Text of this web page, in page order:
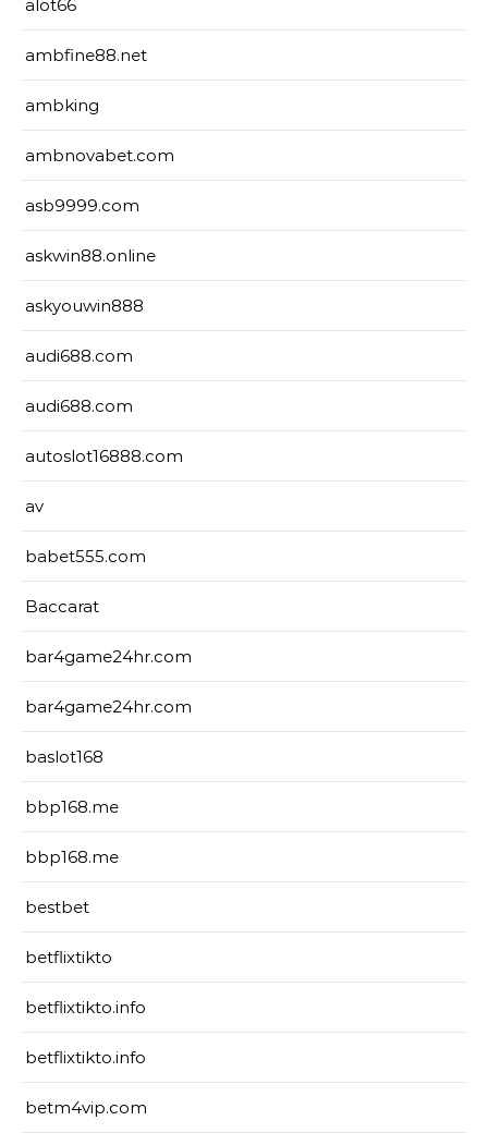
alot66
ambfine88.net
ambking
ambnovabet.com
asb9999.com
askwin88.online
askyouwin888
audi688.com
audi688.com
autoslot16888.com
av
babet555.com
Baccarat
bar4game24hr.com
bar4game24hr.com
baslot168
bbp168.me
bbp168.me
bestbet
betflixtikto
betflixtikto.info
betflixtikto.info
betm4vip.com